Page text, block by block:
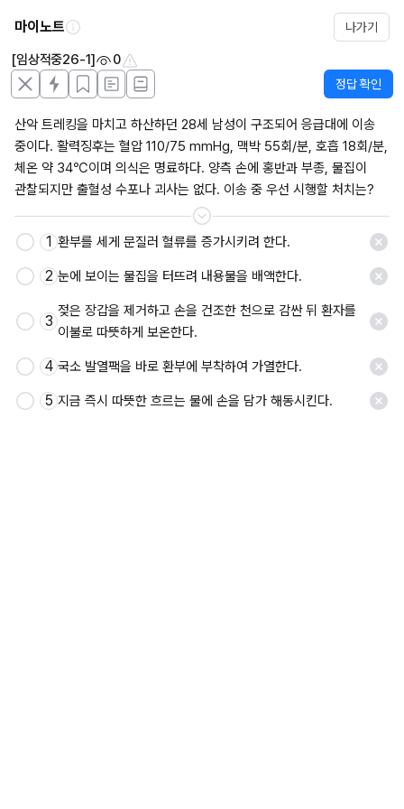
마이노트 나가기
[임상적중26-1] 0
정답 확인
산악 트레킹을 마치고 하산하던 28세 남성이 구조되어 응급대에 이송
중이다. 활력징후는 혈압 110/75 mmHg, 맥박 55회/분, 호흡 18회/분,
체온 약 34℃이며 의식은 명료하다. 양측 손에 홍반과 부종, 물집이
관찰되지만 출혈성 수포나 괴사는 없다. 이송 중 우선 시행할 처치는?
1 환부를 세게 문질러 혈류를 증가시키려 한다.
2 눈에 보이는 물집을 터뜨려 내용물을 배액한다.
3
젖은 장갑을 제거하고 손을 건조한 천으로 감싼 뒤 환자를
이불로 따뜻하게 보온한다.
4 국소 발열팩을 바로 환부에 부착하여 가열한다.
5 지금 즉시 따뜻한 흐르는 물에 손을 담가 해동시킨다.